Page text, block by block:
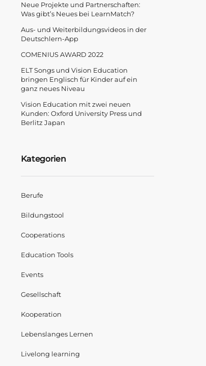
Neue Projekte und Partnerschaften:
Was gibt’s Neues bei LearnMatch?
Aus- und Weiterbildungsvideos in der
Deutschlern-App
COMENIUS AWARD 2022
ELT Songs und Vision Education
bringen Englisch für Kinder auf ein
ganz neues Niveau
Vision Education mit zwei neuen
Kunden: Oxford University Press und
Berlitz Japan
Kategorien
Berufe
Bildungstool
Cooperations
Education Tools
Events
Gesellschaft
Kooperation
Lebenslanges Lernen
Livelong learning